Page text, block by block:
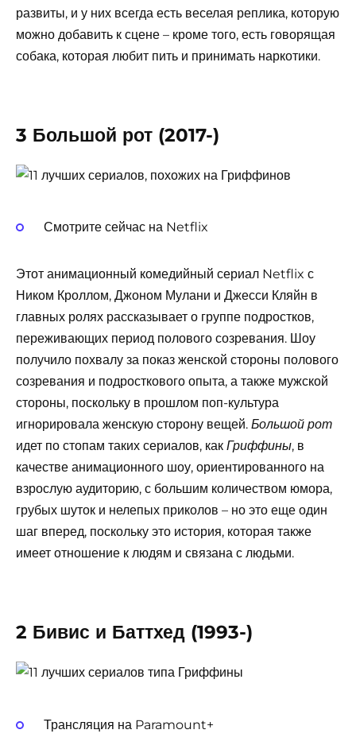
развиты, и у них всегда есть веселая реплика, которую
можно добавить к сцене – кроме того, есть говорящая
собака, которая любит пить и принимать наркотики.
3 Большой рот (2017-)
Смотрите сейчас на Netflix
Этот анимационный комедийный сериал Netflix с
Ником Кроллом, Джоном Мулани и Джесси Кляйн в
главных ролях рассказывает о группе подростков,
переживающих период полового созревания. Шоу
получило похвалу за показ женской стороны полового
созревания и подросткового опыта, а также мужской
стороны, поскольку в прошлом поп-культура
игнорировала женскую сторону вещей. Большой рот
идет по стопам таких сериалов, как Гриффины, в
качестве анимационного шоу, ориентированного на
взрослую аудиторию, с большим количеством юмора,
грубых шуток и нелепых приколов – но это еще один
шаг вперед, поскольку это история, которая также
имеет отношение к людям и связана с людьми.
2 Бивис и Баттхед (1993-)
Трансляция на Paramount+